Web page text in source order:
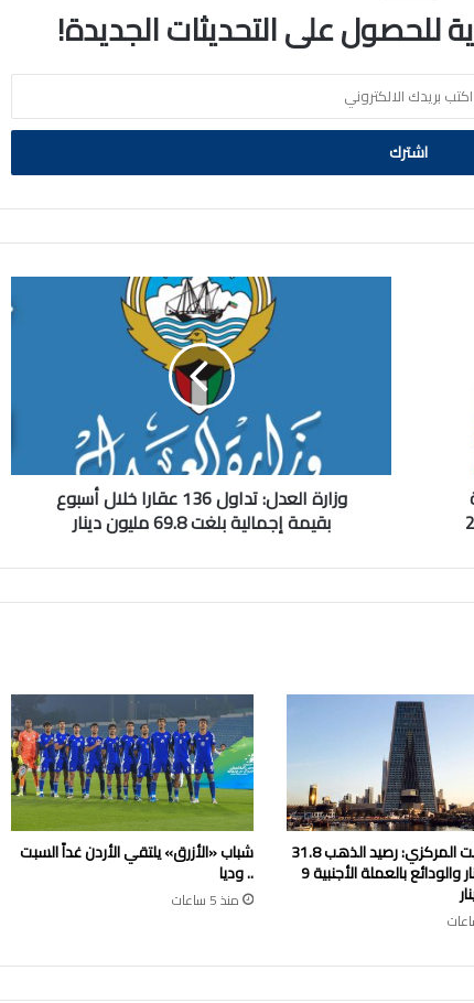
للحصول على التحديثات الجديدة!
إجمالية
دينار
وزارة العدل: تداول 136 عقارا خلال أسبوع
بقيمة إجمالية بلغت 69.8 مليون دينار
بنك الكويت المركزي: رصيد الذهب 31.8
مليون دينار والودائع بالعملة الأجنبية 9
شباب «الأزرق» يلتقي الأردن غداً السبت
.. وديا
منذ 5 ساعات